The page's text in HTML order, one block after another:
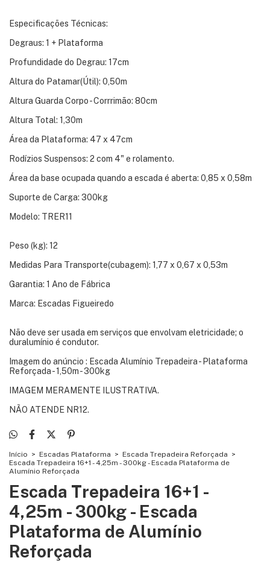
Especificações Técnicas:
Degraus: 1 + Plataforma
Profundidade do Degrau: 17cm
Altura do Patamar(Útil): 0,50m
Altura Guarda Corpo - Corrrimão: 80cm
Altura Total: 1,30m
Área da Plataforma: 47 x 47cm
Rodízios Suspensos: 2 com 4" e rolamento.
Área da base ocupada quando a escada é aberta: 0,85 x 0,58m
Suporte de Carga: 300kg
Modelo: TRER11
Peso (kg): 12
Medidas Para Transporte(cubagem): 1,77 x 0,67 x 0,53m
Garantia: 1 Ano de Fábrica
Marca: Escadas Figueiredo
Não deve ser usada em serviços que envolvam eletricidade; o
duralumínio é condutor.
Imagem do anúncio : Escada Alumínio Trepadeira - Plataforma
Reforçada - 1,50m - 300kg
IMAGEM MERAMENTE ILUSTRATIVA.
NÃO ATENDE NR12.
Início > Escadas Plataforma > Escada Trepadeira Reforçada >
Escada Trepadeira 16+1 - 4,25m - 300kg - Escada Plataforma de
Alumínio Reforçada
Escada Trepadeira 16+1 -
4,25m - 300kg - Escada
Plataforma de Alumínio
Reforçada